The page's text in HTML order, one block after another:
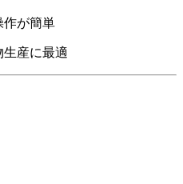
作が簡単
産に最適